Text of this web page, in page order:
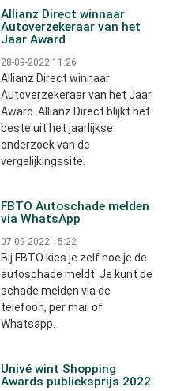
Allianz Direct winnaar
Autoverzekeraar van het
Jaar Award
28-09-2022 11:26
Allianz Direct winnaar
Autoverzekeraar van het Jaar
Award. Allianz Direct blijkt het
beste uit het jaarlijkse
onderzoek van de
vergelijkingssite.
FBTO Autoschade melden
via WhatsApp
07-09-2022 15:22
Bij FBTO kies je zelf hoe je de
autoschade meldt. Je kunt de
schade melden via de
telefoon, per mail of
Whatsapp.
Univé wint Shopping
Awards publieksprijs 2022